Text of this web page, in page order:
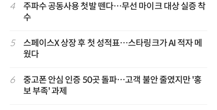
4
주파수 공동사용 첫발 뗀다…무선 마이크 대상 실증 착
수
5
스페이스X 상장 후 첫 성적표…스타링크가 AI 적자 메
웠다
6
중고폰 안심 인증 50곳 돌파…고객 불안 줄였지만 '홍
보 부족' 과제